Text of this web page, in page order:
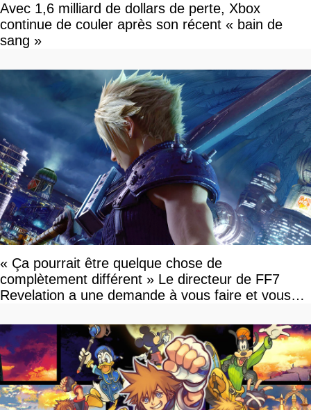
Avec 1,6 milliard de dollars de perte, Xbox
continue de couler après son récent « bain de
sang »
« Ça pourrait être quelque chose de
complètement différent » Le directeur de FF7
Revelation a une demande à vous faire et vous